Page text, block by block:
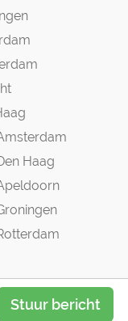
Stuur bericht
Haag
© 2017 -2026